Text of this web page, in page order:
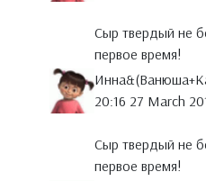
Сыр твердый не
первое время!
20:16 27 March
Сыр твердый не
первое время!